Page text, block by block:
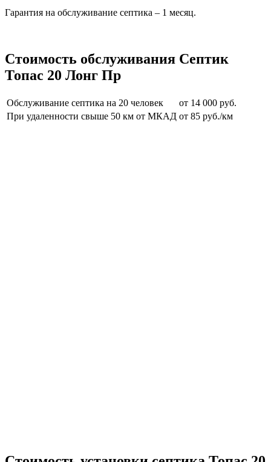
Гарантия на обслуживание септика – 1 месяц.
Стоимость обслуживания Септик
Топас 20 Лонг Пр
Обслуживание септика на 20 человек
от 14 000 руб.
При удаленности свыше 50 км от МКАД от 85 руб./км